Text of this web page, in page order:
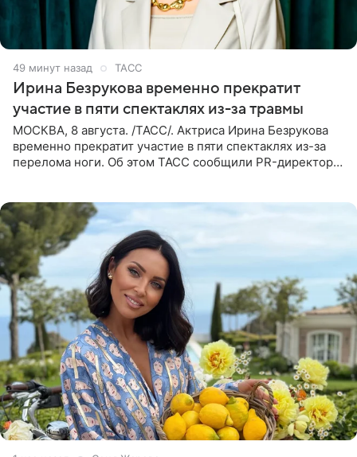
49 минут назад ТАСС
Ирина Безрукова временно прекратит
участие в пяти спектаклях из-за травмы
МОСКВА, 8 августа. /ТАСС/. Актриса Ирина Безрукова
временно прекратит участие в пяти спектаклях из-за
перелома ноги. Об этом ТАСС сообщили PR-директор